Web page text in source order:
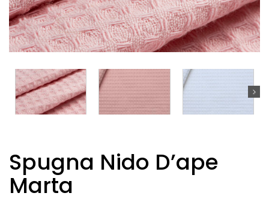
Spugna Nido D’ape
Marta